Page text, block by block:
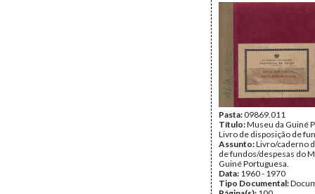
Pasta:09869.011
Título:Museu da Guiné
Livro de disposição de
Assunto:Livro/caderno
de fundos/despesas do
Guiné Portuguesa.
Data: 1960 - 1970
Tipo Documental: